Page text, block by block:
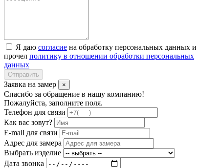
Я даю согласие на обработку персональных данных и
прочел политику в отношении обработки персональных
данных
Отправить
Заявка на замер ×
Спасибо за обращение в нашу компанию!
Пожалуйста, заполните поля.
Телефон для связи
Как вас зовут?
E-mail для связи
Адрес для замера
Выбрать изделие
Дата звонка